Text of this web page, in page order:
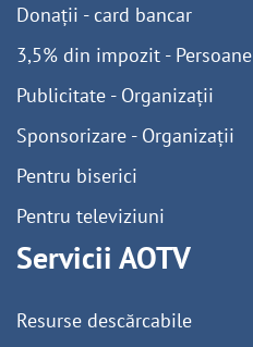
Donații - card bancar
3,5% din impozit - Persoane
Publicitate - Organizații
Sponsorizare - Organizații
Pentru biserici
Pentru televiziuni
Servicii AOTV
Resurse descărcabile